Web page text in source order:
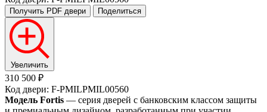
Получить PDF двери Поделиться
Увеличить
310 500 ₽
Код двери: F-PMILPMIL00560
Модель Fortis — серия дверей с банковским классом защиты